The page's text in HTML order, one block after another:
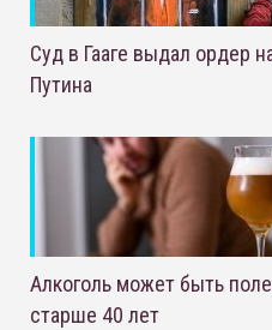
Суд в Гааге выдал ордер
Путина
Алкоголь может быть
старше 40 лет